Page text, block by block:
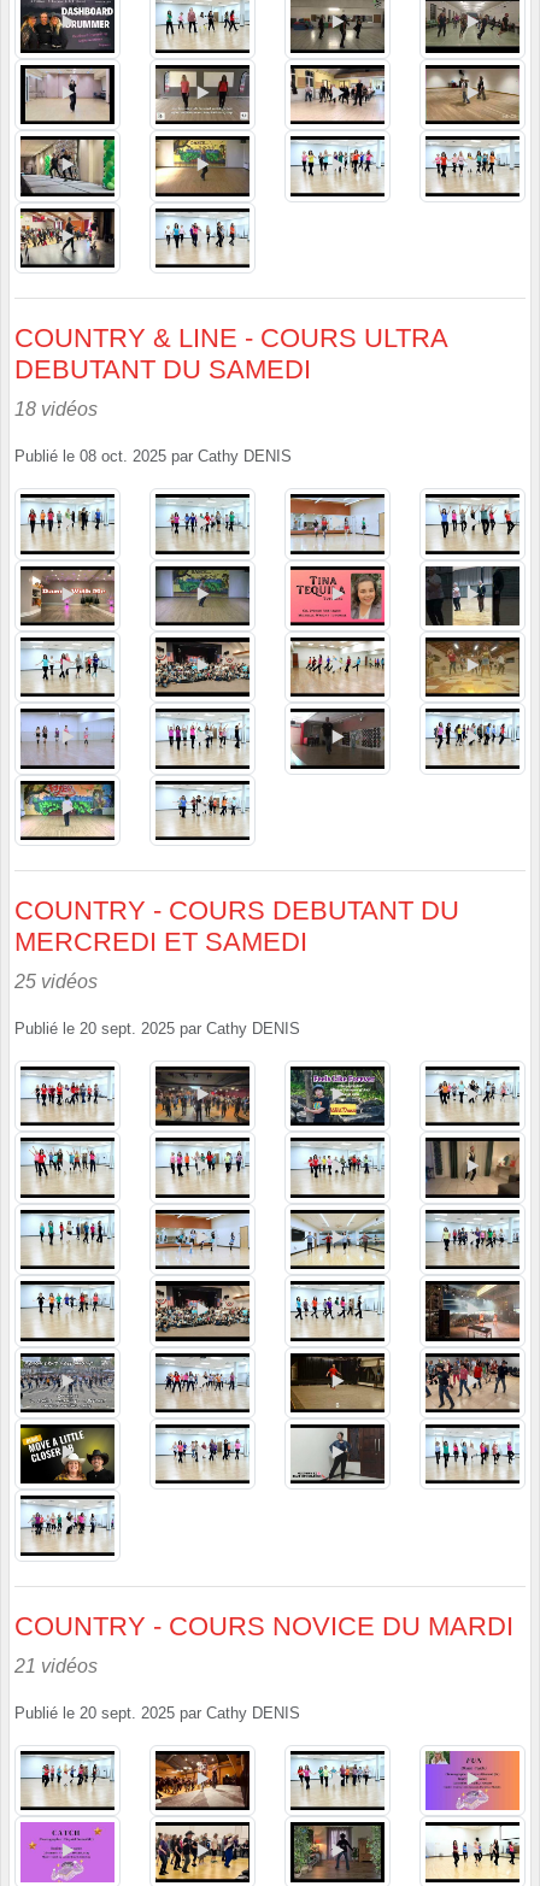
COUNTRY & LINE - COURS ULTRA
DEBUTANT DU SAMEDI
18 vidéos
Publié le 08 oct. 2025 par Cathy DENIS
COUNTRY - COURS DEBUTANT DU
MERCREDI ET SAMEDI
25 vidéos
Publié le 20 sept. 2025 par Cathy DENIS
COUNTRY - COURS NOVICE DU MARDI
21 vidéos
Publié le 20 sept. 2025 par Cathy DENIS